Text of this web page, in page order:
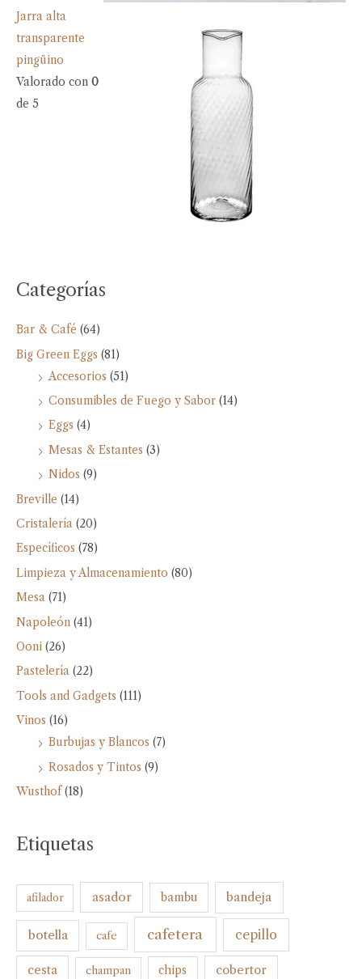
Jarra alta
transparente
pingüino
Valorado con 0
de 5
Categorías
Bar & Café (64)
Big Green Eggs (81)
Accesorios (51)
Consumibles de Fuego y Sabor (14)
Eggs (4)
Mesas & Estantes (3)
Nidos (9)
Breville (14)
Cristalería (20)
Específicos (78)
Limpieza y Almacenamiento (80)
Mesa (71)
Napoleón (41)
Ooni (26)
Pastelería (22)
Tools and Gadgets (111)
Vinos (16)
Burbujas y Blancos (7)
Rosados y Tintos (9)
Wusthof (18)
Etiquetas
afilador asador bambu bandeja
botella cafe cafetera cepillo
cesta champan chips cobertor